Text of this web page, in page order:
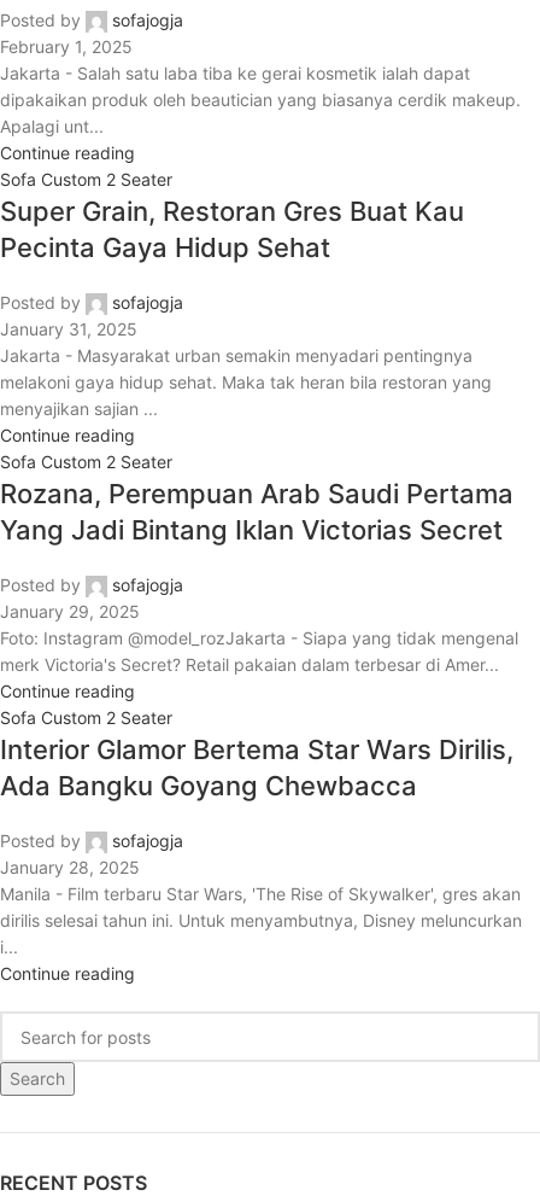
Posted by
sofajogja
February 1, 2025
Jakarta - Salah satu laba tiba ke gerai kosmetik ialah dapat
dipakaikan produk oleh beautician yang biasanya cerdik makeup.
Apalagi unt...
Continue reading
Sofa Custom 2 Seater
Super Grain, Restoran Gres Buat Kau
Pecinta Gaya Hidup Sehat
Posted by
sofajogja
January 31, 2025
Jakarta - Masyarakat urban semakin menyadari pentingnya
melakoni gaya hidup sehat. Maka tak heran bila restoran yang
menyajikan sajian ...
Continue reading
Sofa Custom 2 Seater
Rozana, Perempuan Arab Saudi Pertama
Yang Jadi Bintang Iklan Victorias Secret
Posted by
sofajogja
January 29, 2025
Foto: Instagram @model_rozJakarta - Siapa yang tidak mengenal
merk Victoria's Secret? Retail pakaian dalam terbesar di Amer...
Continue reading
Sofa Custom 2 Seater
Interior Glamor Bertema Star Wars Dirilis,
Ada Bangku Goyang Chewbacca
Posted by
sofajogja
January 28, 2025
Manila - Film terbaru Star Wars, 'The Rise of Skywalker', gres akan
dirilis selesai tahun ini. Untuk menyambutnya, Disney meluncurkan
i...
Continue reading
Search
RECENT POSTS